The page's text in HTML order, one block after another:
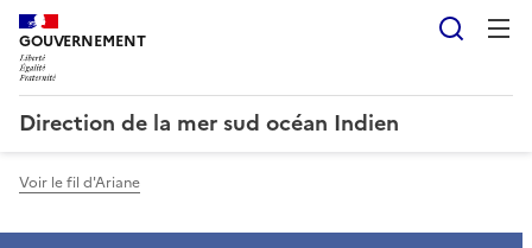
GOUVERNEMENT
Direction de la mer sud océan Indien
Voir le fil d'Ariane